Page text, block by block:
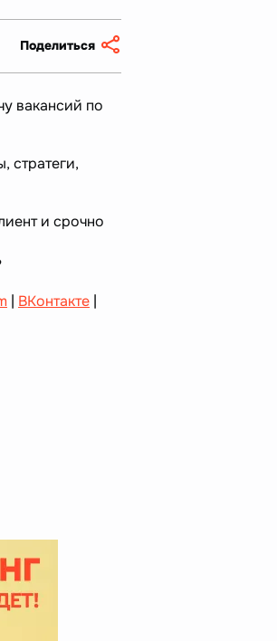
Поделиться
вакансий по
стратеги,
и срочно
| ВКонтакте |